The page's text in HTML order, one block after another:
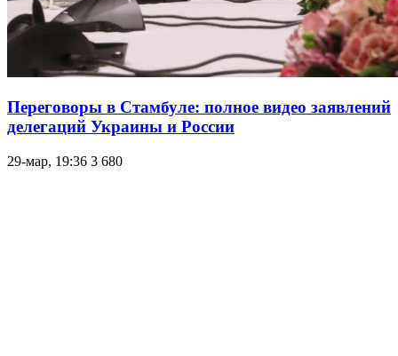
Переговоры в Стамбуле: полное видео заявлений
делегаций Украины и России
29-мар, 19:36 3 680